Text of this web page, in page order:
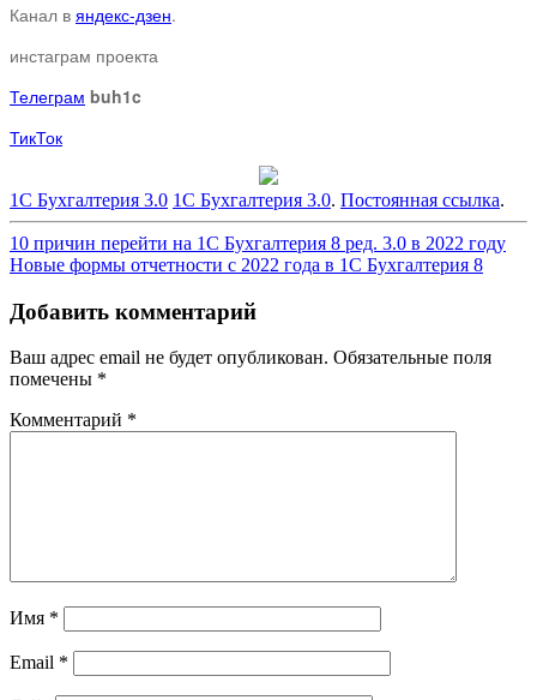
Канал в яндекс-дзен.
инстаграм проекта
Телеграм buh1c
ТикТок
1С Бухгалтерия 3.0 1С Бухгалтерия 3.0. Постоянная ссылка.
Навигация
по
записям
10 причин перейти на 1С Бухгалтерия 8 ред. 3.0 в 2022 году
Новые формы отчетности с 2022 года в 1С Бухгалтерия 8
Добавить комментарий
Ваш адрес email не будет опубликован. Обязательные поля
помечены *
Комментарий *
Имя *
Email *